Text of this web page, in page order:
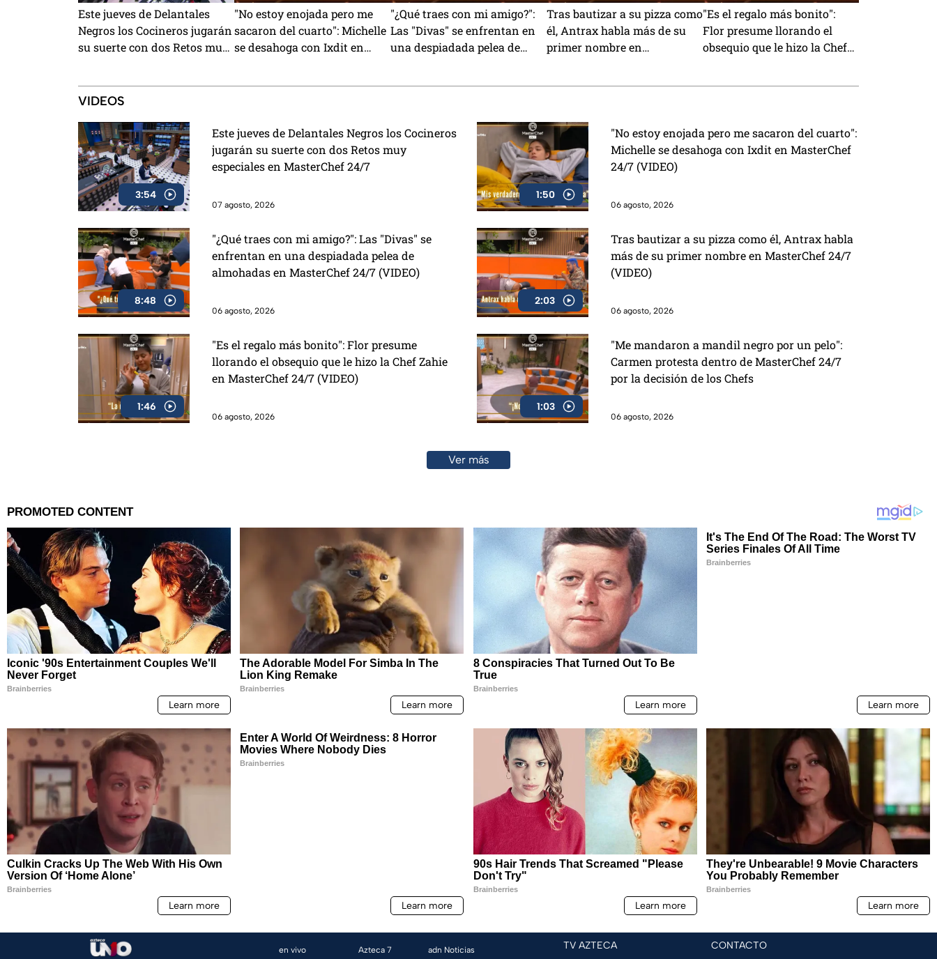
Este jueves de Delantales
Negros los Cocineros jugarán
su suerte con dos Retos muy
"No estoy enojada pero me
sacaron del cuarto": Michelle
se desahoga con Ixdit en
"¿Qué traes con mi amigo?":
Las "Divas" se enfrentan en
una despiadada pelea de
Tras bautizar a su pizza como
él, Antrax habla más de su
primer nombre en
"Es el regalo más bonito":
Flor presume llorando el
obsequio que le hizo la Chef
VIDEOS
3:54
Este jueves de Delantales Negros los Cocineros
jugarán su suerte con dos Retos muy
especiales en MasterChef 24/7
07 agosto, 2026
1:50
"No estoy enojada pero me sacaron del cuarto":
Michelle se desahoga con Ixdit en MasterChef
24/7 (VIDEO)
06 agosto, 2026
8:48
"¿Qué traes con mi amigo?": Las "Divas" se
enfrentan en una despiadada pelea de
almohadas en MasterChef 24/7 (VIDEO)
06 agosto, 2026
2:03
Tras bautizar a su pizza como él, Antrax habla
más de su primer nombre en MasterChef 24/7
(VIDEO)
06 agosto, 2026
1:46
"Es el regalo más bonito": Flor presume
llorando el obsequio que le hizo la Chef Zahie
en MasterChef 24/7 (VIDEO)
06 agosto, 2026
1:03
"Me mandaron a mandil negro por un pelo":
Carmen protesta dentro de MasterChef 24/7
por la decisión de los Chefs
06 agosto, 2026
Ver más
en vivo Azteca 7 adn Noticias TV AZTECA CONTACTO